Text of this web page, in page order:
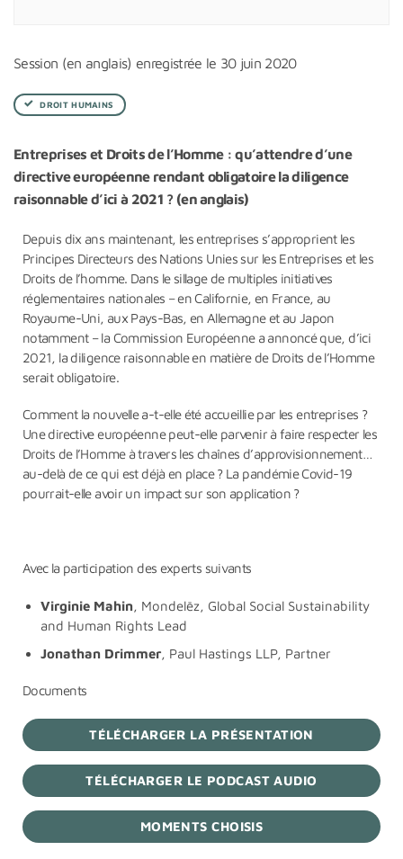
Session (en anglais) enregistrée le 30 juin 2020
DROIT HUMAINS
Entreprises et Droits de l’Homme : qu’attendre d’une
directive européenne rendant obligatoire la diligence
raisonnable d’ici à 2021 ? (en anglais)
Depuis dix ans maintenant, les entreprises s’approprient les
Principes Directeurs des Nations Unies sur les Entreprises et les
Droits de l’homme. Dans le sillage de multiples initiatives
réglementaires nationales – en Californie, en France, au
Royaume-Uni, aux Pays-Bas, en Allemagne et au Japon
notamment – la Commission Européenne a annoncé que, d’ici
2021, la diligence raisonnable en matière de Droits de l’Homme
serait obligatoire.
Comment la nouvelle a-t-elle été accueillie par les entreprises ?
Une directive européenne peut-elle parvenir à faire respecter les
Droits de l’Homme à travers les chaînes d’approvisionnement…
au-delà de ce qui est déjà en place ? La pandémie Covid-19
pourrait-elle avoir un impact sur son application ?
Avec la participation des experts suivants
Virginie Mahin, Mondelēz, Global Social Sustainability
and Human Rights Lead
Jonathan Drimmer, Paul Hastings LLP, Partner
Documents
TÉLÉCHARGER LA PRÉSENTATION
TÉLÉCHARGER LE PODCAST AUDIO
MOMENTS CHOISIS